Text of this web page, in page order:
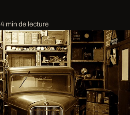
4 min de lecture